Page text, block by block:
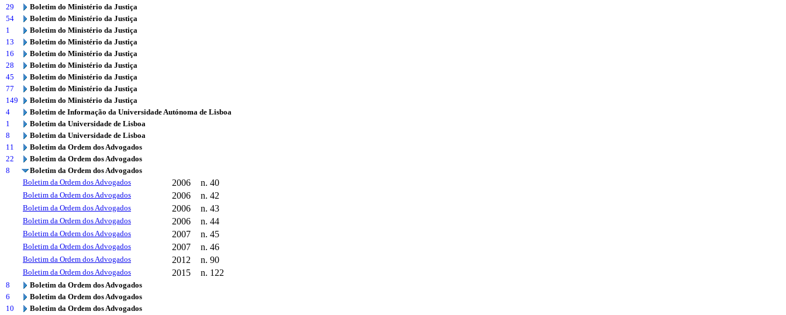
29
Boletim do Ministério da Justiça
54
Boletim do Ministério da Justiça
1
Boletim do Ministério da Justiça
13
Boletim do Ministério da Justiça
16
Boletim do Ministério da Justiça
28
Boletim do Ministério da Justiça
45
Boletim do Ministério da Justiça
77
Boletim do Ministério da Justiça
149
Boletim do Ministério da Justiça
4
Boletim de Informação da Universidade Autónoma de Lisboa
1
Boletim da Universidade de Lisboa
8
Boletim da Universidade de Lisboa
11
Boletim da Ordem dos Advogados
22
Boletim da Ordem dos Advogados
8
Boletim da Ordem dos Advogados
Boletim da Ordem dos Advogados
2006 n. 40
Boletim da Ordem dos Advogados 2006 n. 42
Boletim da Ordem dos Advogados 2006 n. 43
Boletim da Ordem dos Advogados 2006 n. 44
Boletim da Ordem dos Advogados 2007 n. 45
Boletim da Ordem dos Advogados 2007 n. 46
Boletim da Ordem dos Advogados 2012 n. 90
Boletim da Ordem dos Advogados 2015 n. 122
8
Boletim da Ordem dos Advogados
6
Boletim da Ordem dos Advogados
10
Boletim da Ordem dos Advogados